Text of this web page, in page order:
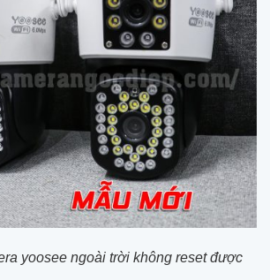
yoosee ngoài trời không reset được